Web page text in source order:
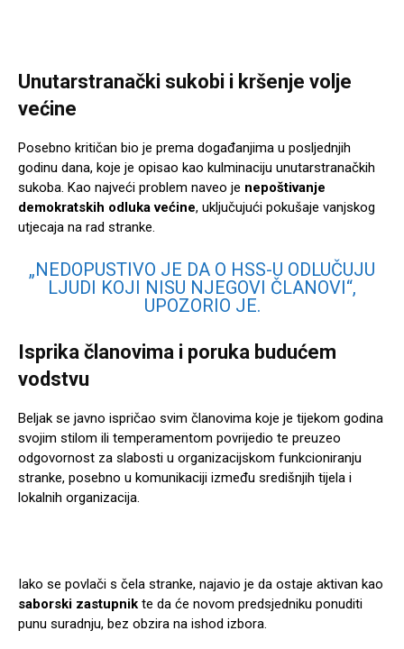
Unutarstranački sukobi i kršenje volje
većine
Posebno kritičan bio je prema događanjima u posljednjih
godinu dana, koje je opisao kao kulminaciju unutarstranačkih
sukoba. Kao najveći problem naveo je nepoštivanje
demokratskih odluka većine, uključujući pokušaje vanjskog
utjecaja na rad stranke.
„NEDOPUSTIVO JE DA O HSS-U ODLUČUJU
LJUDI KOJI NISU NJEGOVI ČLANOVI“,
UPOZORIO JE.
Isprika članovima i poruka budućem
vodstvu
Beljak se javno ispričao svim članovima koje je tijekom godina
svojim stilom ili temperamentom povrijedio te preuzeo
odgovornost za slabosti u organizacijskom funkcioniranju
stranke, posebno u komunikaciji između središnjih tijela i
lokalnih organizacija.
Iako se povlači s čela stranke, najavio je da ostaje aktivan kao
saborski zastupnik te da će novom predsjedniku ponuditi
punu suradnju, bez obzira na ishod izbora.